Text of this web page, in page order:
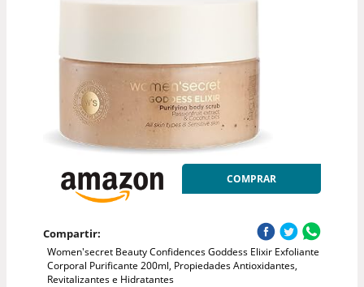
COMPRAR
Compartir:
Women'secret Beauty Confidences Goddess Elixir Exfoliante
Corporal Purificante 200ml, Propiedades Antioxidantes,
Revitalizantes e Hidratantes